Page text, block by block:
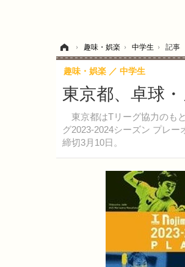
› 趣味・娯楽 › 中学生 › 記事
東京都、卓球
東京都はTリーグ協力のも
グ2023-2024シーズン プレ
締切3月10日。
趣味・娯楽 中学生